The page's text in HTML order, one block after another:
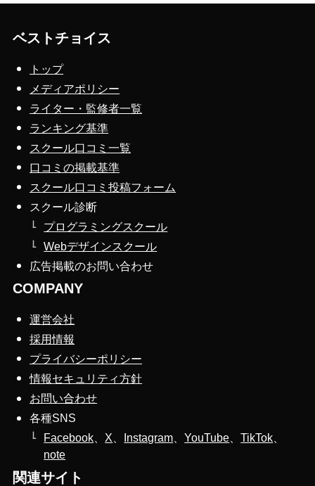
ベストチョイス
トップ
メディアポリシー
ライター・監修者一覧
ランキング基準
スクール口コミ一覧
口コミの掲載基準
スクール口コミ投稿フォーム
スクール診断
プログラミングスクール
Webデザインスクール
広告掲載のお問い合わせ
COMPANY
運営会社
採用情報
プライバシーポリシー
情報セキュリティ方針
お問い合わせ
各種SNS
Facebook
X Instagram 、YouTube 、TikTok
note
関連サイト